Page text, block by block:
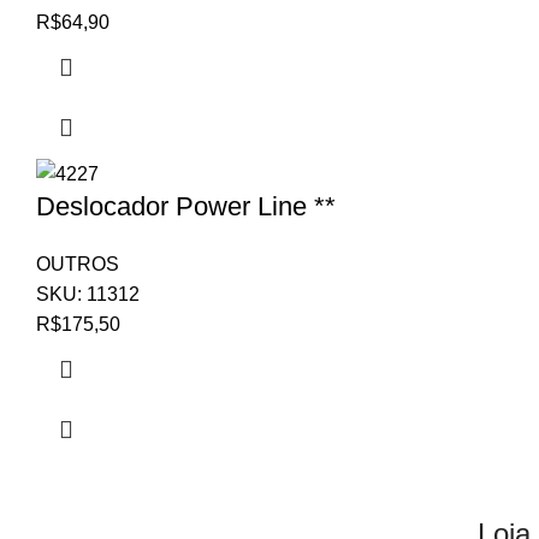
R$64,90
Deslocador Power Line **
OUTROS
SKU: 11312
R$175,50